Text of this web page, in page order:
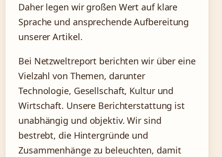
Daher legen wir großen Wert auf klare
Sprache und ansprechende Aufbereitung
unserer Artikel.
Bei Netzweltreport berichten wir über eine
Vielzahl von Themen, darunter
Technologie, Gesellschaft, Kultur und
Wirtschaft. Unsere Berichterstattung ist
unabhängig und objektiv. Wir sind
bestrebt, die Hintergründe und
Zusammenhänge zu beleuchten, damit